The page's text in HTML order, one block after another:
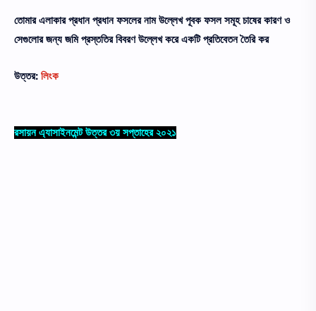
তোমার এলাকার প্রধান প্রধান ফসলের নাম উল্লেখ পূবক ফসল সমূহ চাষের কারণ ও
সেগুলোর জন্য জমি প্রস্ততির বিবরণ উল্লেখ করে একটি প্রতিবেতন তৈরি কর
উত্তর: লিংক
রসায়ন এ্যাসাইনমেন্ট উত্তর ৩য় সপ্তাহের ২০২১